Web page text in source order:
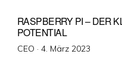
RASPBERRY PI – DER
OTENTIAL
CEO · Veröffentlicht
4. März 2023